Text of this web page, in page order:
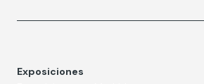
Exposiciones